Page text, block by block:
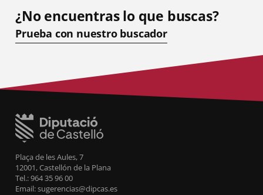
¿No encuentras lo que buscas?
Prueba con nuestro buscador
Plaça de les Aules, 7
12001, Castellón de la Plana
Tel.: 964 35 96 00
Email: sugerencias@dipcas.es